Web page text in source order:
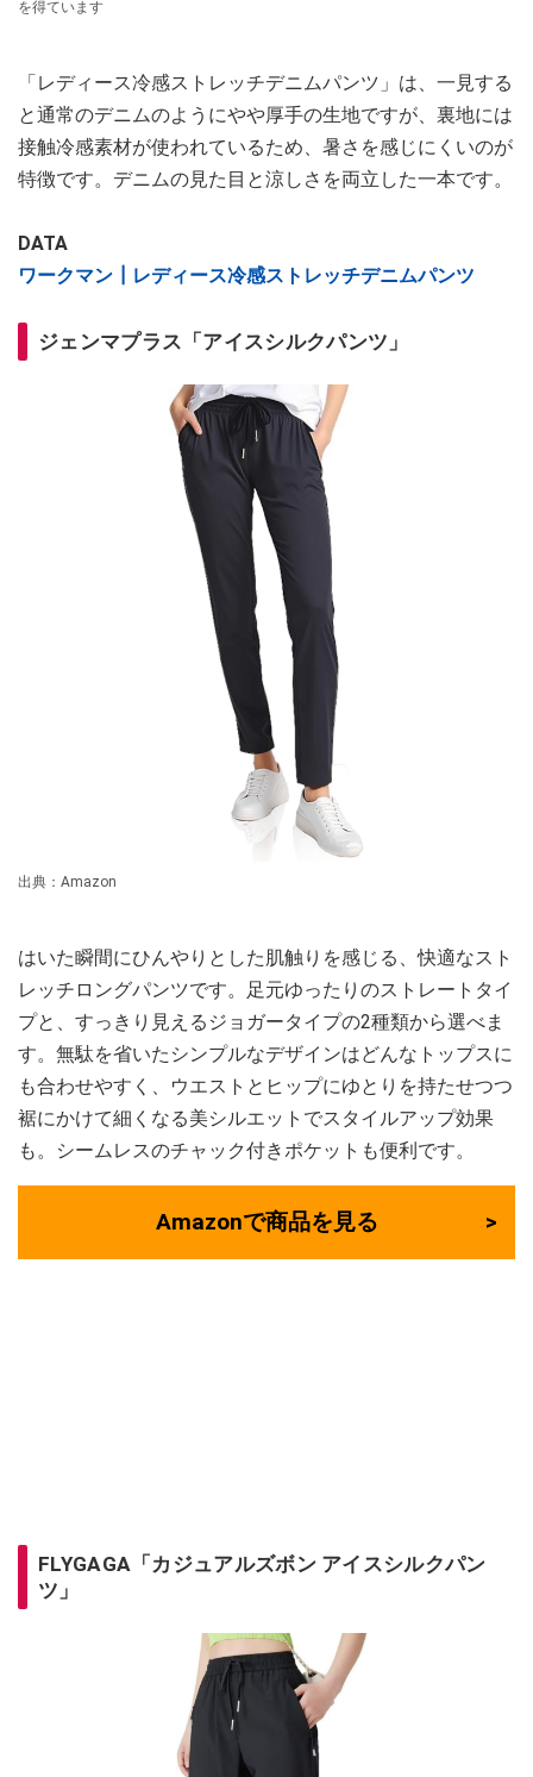
を得ています
「レディース冷感ストレッチデニムパンツ」は、一見する
と通常のデニムのようにやや厚手の生地ですが、裏地には
接触冷感素材が使われているため、暑さを感じにくいのが
特徴です。デニムの見た目と涼しさを両立した一本です。
DATA
ワークマン┃レディース冷感ストレッチデニムパンツ
ジェンマプラス「アイスシルクパンツ」
出典：Amazon
はいた瞬間にひんやりとした肌触りを感じる、快適なスト
レッチロングパンツです。足元ゆったりのストレートタイ
プと、すっきり見えるジョガータイプの2種類から選べま
す。無駄を省いたシンプルなデザインはどんなトップスに
も合わせやすく、ウエストとヒップにゆとりを持たせつつ
裾にかけて細くなる美シルエットでスタイルアップ効果
も。シームレスのチャック付きポケットも便利です。
Amazonで商品を見る
FLYGAGA「カジュアルズボン アイスシルクパン
ツ」